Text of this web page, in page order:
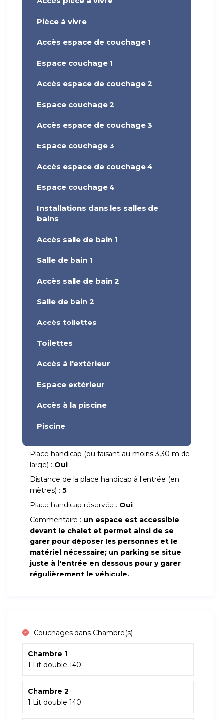
Pièce à vivre
Accès espace de couchage 1
Espace couchage 1
Accès espace de couchage 2
Espace couchage 2
Accès espace de couchage 3
Espace couchage 3
Accès espace de couchage 4
Espace couchage 4
Installations dans les salles de
bains
Accès salle de bain 1
Salle de bain 1
Accès salle de bain 2
Salle de bain 2
Accès toilettes
Toilettes
Accès à l'extérieur
Espace extérieur
Accès à la piscine
Piscine
Place handicap (ou faisant au moins 3,30 m de
large) : Oui
Distance de la place handicap à l'entrée (en
mètres) : 5
Place handicap réservée : Oui
Commentaire : un espace est accessible
devant le chalet et permet ainsi de se
garer pour déposer les personnes et le
matériel nécessaire; un parking se situe
juste à l'entrée en dessous pour y garer
régulièrement le véhicule.
Couchages dans Chambre(s)
Chambre 1
1 Lit double 140
Chambre 2
1 Lit double 140